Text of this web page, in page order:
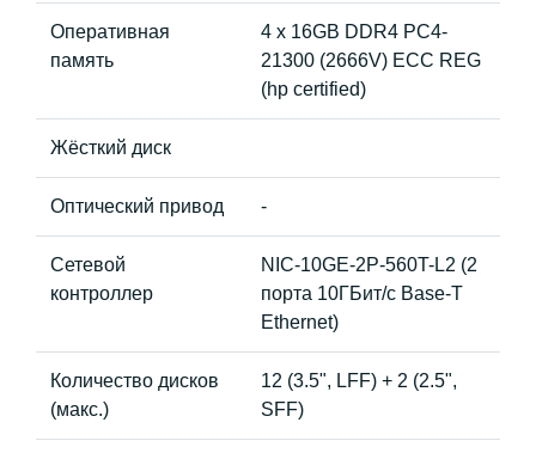
Оперативная
память
4 x 16GB DDR4 PC4-
21300 (2666V) ECC REG
(hp certified)
Жёсткий диск
Оптический привод -
Сетевой
контроллер
NIC-10GE-2P-560T-L2 (2
порта 10ГБит/с Base-T
Ethernet)
Количество дисков
(макс.)
12 (3.5", LFF) + 2 (2.5",
SFF)